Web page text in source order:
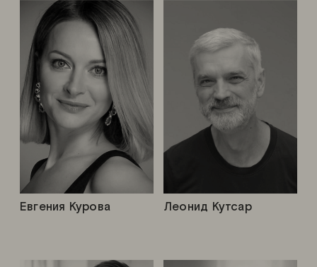
Евгения Курова Леонид Кутсар